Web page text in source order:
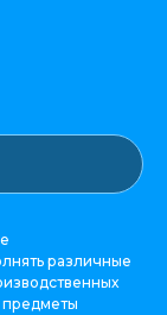
различные